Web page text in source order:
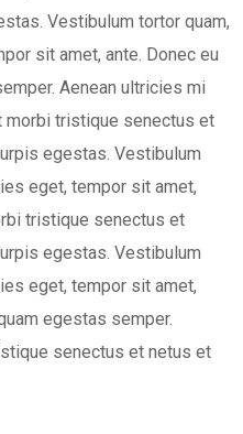
Vestibulum tortor quam,
sit amet, ante. Donec eu
Aenean ultricies mi
morbi tristique senectus et
egestas. Vestibulum
eget, tempor sit amet,
tristique senectus et
egestas. Vestibulum
eget, tempor sit amet,
egestas semper.
senectus et netus et